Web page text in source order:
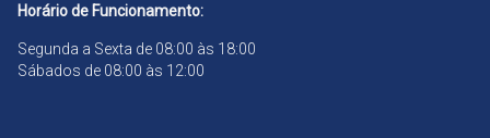
Horário de Funcionamento:
Segunda a Sexta de 08:00 às 18:00
Sábados de 08:00 às 12:00